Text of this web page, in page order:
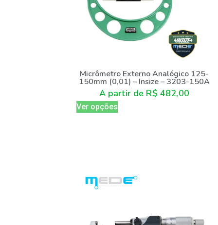
Micrômetro Externo Analógico 125-
150mm (0,01) – Insize – 3203-150A
A partir de R$ 482,00
Ver opções